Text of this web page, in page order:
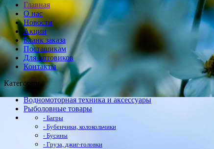
Главная
О нас
Новости
Акции
Бланк заказа
Постащикам
Для оптовиков
Контакты
Категории
Водномоторная техника и аксессуары
Рыболовные товары
- Багры
- Бубенчики, колокольчики
- Бусины
- Груза, джиг-головки